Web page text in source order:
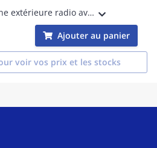
Sirène extérieure radio avec flash Tyxal+ - Donne l'alerte en cas d'intrusion
Ajouter au panier
voir vos prix et les stocks